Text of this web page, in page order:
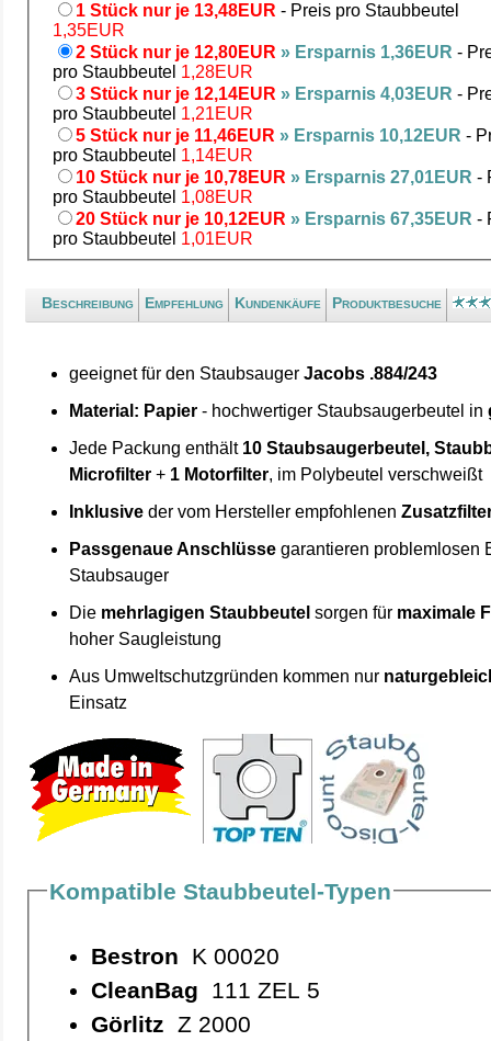
1 Stück nur je 13,48EUR - Preis pro Staubbeutel
1,35EUR
2 Stück nur je 12,80EUR » Ersparnis 1,36EUR -
pro Staubbeutel 1,28EUR
3 Stück nur je 12,14EUR » Ersparnis 4,03EUR -
pro Staubbeutel 1,21EUR
5 Stück nur je 11,46EUR » Ersparnis 10,12EUR -
pro Staubbeutel 1,14EUR
10 Stück nur je 10,78EUR » Ersparnis 27,01EUR -
pro Staubbeutel 1,08EUR
20 Stück nur je 10,12EUR » Ersparnis 67,35EUR -
pro Staubbeutel 1,01EUR
Beschreibung Empfehlung Kundenkäufe Produktbesuche
geeignet für den StaubsaugerJacobs .884/243
Material: Papier - hochwertiger Staubsaugerbeutel in
Jede Packung enthält 10 Staubsaugerbeutel,
Microfilter + 1 Motorfilter, im Polybeutel verschweißt
Inklusive der vom Hersteller empfohlenen
Passgenaue Anschlüsse garantieren problemlosen
Staubsauger
Die mehrlagigen Staubbeutel sorgen für maximale
hoher Saugleistung
Aus Umweltschutzgründen kommen nur
Einsatz
Kompatible Staubbeutel-Typen
Bestron K 00020
CleanBag 111 ZEL 5
Görlitz Z 2000